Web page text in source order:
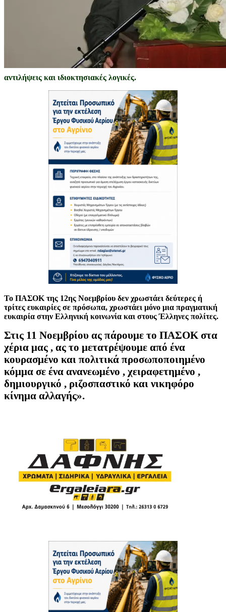
αντιλήψεις και ιδιοκτησιακές λογικές.
Το ΠΑΣΟΚ της 12ης Νοεμβρίου δεν χρωστάει δεύτερες ή
τρίτες ευκαιρίες σε πρόσωπα, χρωστάει μόνο μια πραγματική
ευκαιρία στην Ελληνική κοινωνία και στους Έλληνες πολίτες.
Στις 11 Νοεμβρίου ας πάρουμε το ΠΑΣΟΚ στα
χέρια μας , ας το μετατρέψουμε από ένα
κουρασμένο και πολιτικά προσωποποιημένο
κόμμα σε ένα ανανεωμένο , χειραφετημένο ,
δημιουργικό , ριζοσπαστικό και νικηφόρο
κίνημα αλλαγής».